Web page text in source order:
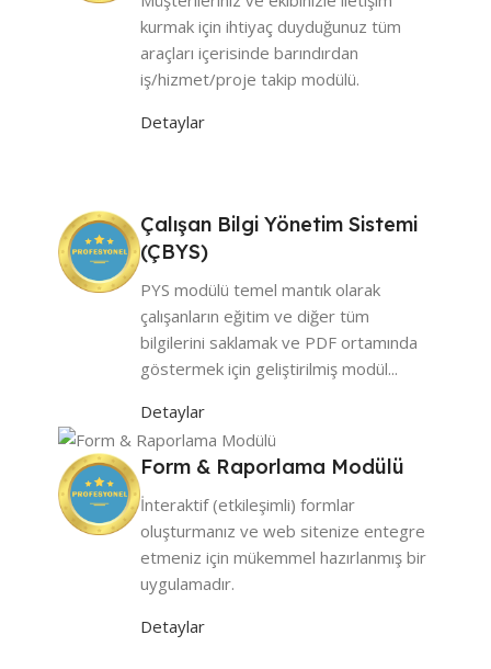
kurmak için ihtiyaç duyduğunuz tüm
araçları içerisinde barındırdan
iş/hizmet/proje takip modülü.
Detaylar
Çalışan Bilgi Yönetim Sistemi
(ÇBYS)
PYS modülü temel mantık olarak
çalışanların eğitim ve diğer tüm
bilgilerini saklamak ve PDF ortamında
göstermek için geliştirilmiş modül...
Detaylar
Form & Raporlama Modülü
İnteraktif (etkileşimli) formlar
oluşturmanız ve web sitenize entegre
etmeniz için mükemmel hazırlanmış bir
uygulamadır.
Detaylar